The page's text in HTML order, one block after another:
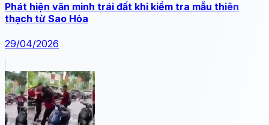
Phát hiện văn minh trái đất khi kiểm tra mẫu thiên
thạch từ Sao Hỏa
29/04/2026